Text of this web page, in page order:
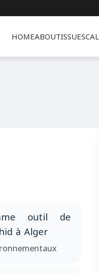
HOMEABOUTISSUES
outil de
à Alger